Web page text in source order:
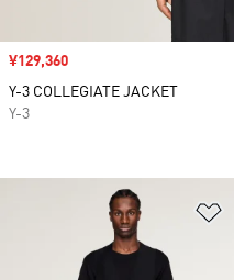
セール価格
¥129,360
Y-3 COLLEGIATE JACKET
Y-3